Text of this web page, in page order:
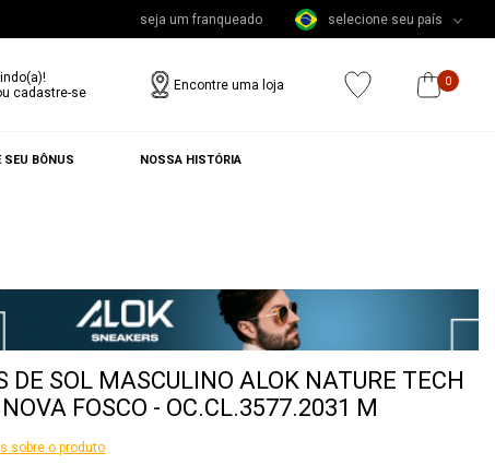
seja um franqueado selecione seu país
cadastre-se
Encontre uma loja 0
SEU BÔNUS NOSSA HISTÓRIA
DE SOL MASCULINO ALOK NATURE TECH
FOSCO - OC.CL.3577.2031 M
sobre o produto